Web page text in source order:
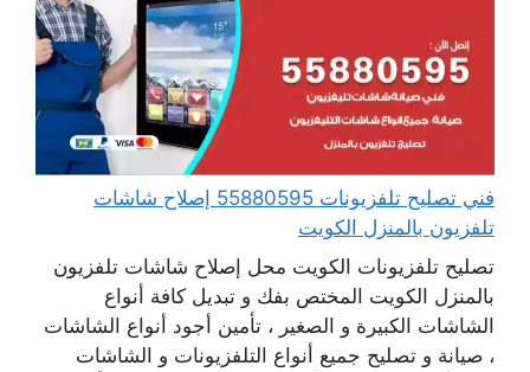
فني تصليح تلفزيونات 55880595 إصلاح شاشات
تلفزيون بالمنزل الكويت
تصليح تلفزيونات الكويت محل إصلاح شاشات تلفزيون
بالمنزل الكويت المختص بفك و تبديل كافة أنواع
الشاشات الكبيرة و الصغير ، تأمين أجود أنواع الشاشات
، صيانة و تصليح جميع أنواع التلفزيونات و الشاشات